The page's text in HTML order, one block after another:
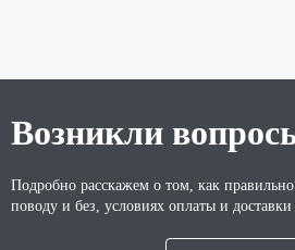
Возникли
Подробно расскажем о том, как
поводу и без, условиях оплаты и доставки